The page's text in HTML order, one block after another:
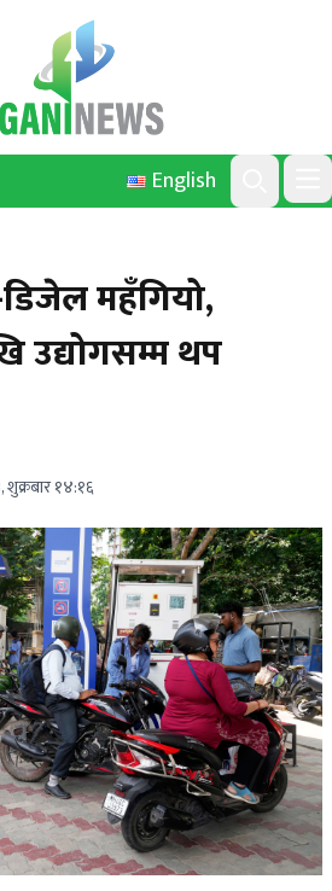
English
Search
डिजेल महँगियो,
उद्योगसम्म थप
शुक्रबार १४:१६